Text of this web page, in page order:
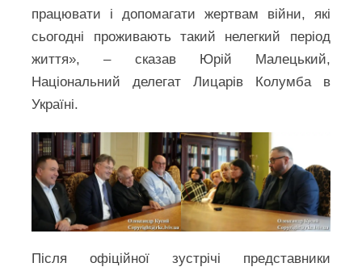
працювати і допомагати жертвам війни, які
сьогодні проживають такий нелегкий період
життя», – сказав Юрій Малецький,
Національний делегат Лицарів Колумба в
Україні.
Після офіційної зустрічі представники